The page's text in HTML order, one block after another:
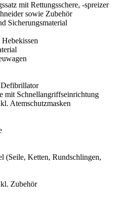
mit Rettungsschere, -spreizer
sowie Zubehör
Sicherungsmaterial
Defibrillator
mit Schnellangriffseinrichtung
Atemschutzmasken
(Seile, Ketten, Rundschlingen,
Zubehör